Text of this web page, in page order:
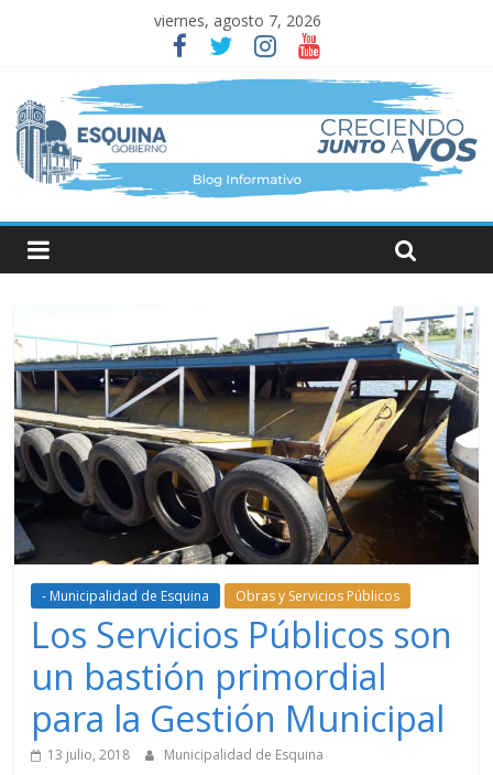
viernes, agosto 7, 2026
- Municipalidad de Esquina Obras y Servicios Públicos
Los Servicios Públicos son
un bastión primordial
para la Gestión Municipal
13 julio, 2018 Municipalidad de Esquina